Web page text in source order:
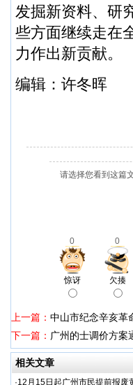
发掘新资料、研
些方面继续走在
力作出新贡献。
编辑：许冬晖
请选择您看到这篇
0 0
惊讶 欠揍
上一篇： 中山市纪念辛亥革
下一篇： 广州的士调价方案
相关文章
·12月15日起广州市民提前报废